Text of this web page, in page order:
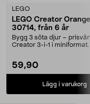
LEGO
LEGO Creator
30714, från 6 år
Bygg 3 söta djur –
Creator 3-i-1 i miniformat.
59,90
Lägg i varukorg